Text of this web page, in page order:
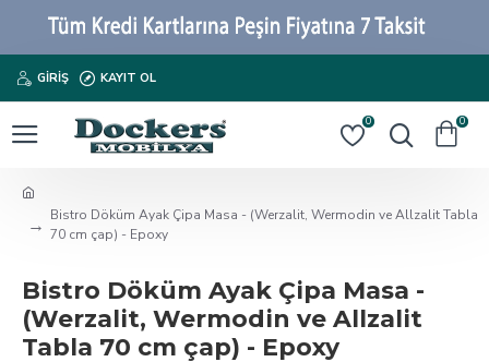
GIRIŞ KAYIT OL
0 0
Bistro Döküm Ayak Çipa Masa - (Werzalit, Wermodin ve Allzalit Tabla
70 cm çap) - Epoxy
Bistro Döküm Ayak Çipa Masa -
(Werzalit, Wermodin ve Allzalit
Tabla 70 cm çap) - Epoxy